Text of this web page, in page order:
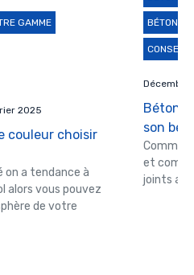
GAMME
2025
couleur choisir
on a tendance à
alors vous pouvez
de votre
BÉTON
CONSEIL
Décembre
Béton
son
et
joints